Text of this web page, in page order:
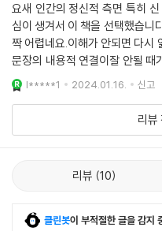
스, 데카르트는 신이 인간에게 내
합리적으로 증명하려 했다. 그러
히르》, 이슬람 신비주의 수피즘
완전하다고 여겼으며, 비유와 상
교는 성서에 표현된 분명한 가르
조했다.
담겨 있다. …… 실재를 인간의
후기 현악 사중주 가운데 한 곡
듯이, 규정하기 어려운 종교적
요새 인간의 정신적 측면 특히
심이 생겨서 이 책을 선택했습니
짝 어렵네요.이해가 안되면 다시
문장의 내용적 연결이잘 안될 때
에 기억해두고 싶네요.유대교 이
의 신까지....
l*****1 2024.01.16. 신고
리뷰
리뷰 10
클린봇이 부적절한 글을 감지